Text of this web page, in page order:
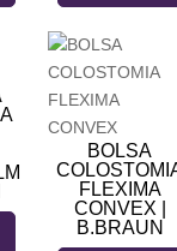
BOLSA
FLEXIMA
CONVEX |
B.BRAUN